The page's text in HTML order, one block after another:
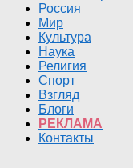
Россия
Мир
Культура
Наука
Религия
Спорт
Взгляд
Блоги
РЕКЛАМА
Контакты